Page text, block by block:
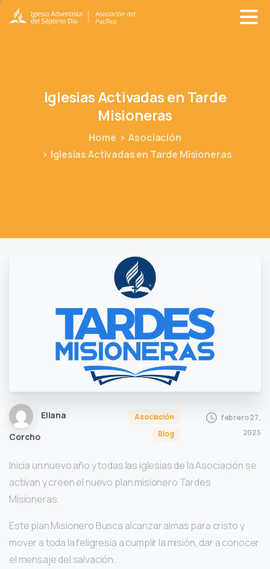
IglesiasActivadasen Tarde
Misioneras
Home
Asociación
Iglesias Activadas en Tarde Misioneras
Eliana
Corcho
Asociación
Blog
febrero 27,
2025
Inicia un nuevo año y todas las iglesias de la Asociación se
activan y creen el nuevo plan misionero Tardes
Misioneras.
Este plan Misionero Busca alcanzar almas para cristo y
mover a toda la feligresía a cumplir la misión, dar a conocer
el mensaje del salvación.